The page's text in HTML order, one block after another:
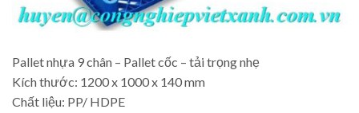
Pallet nhựa 9 chân – Pallet cốc – tải trọng nhẹ
Kích thước: 1200 x 1000 x 140 mm
Chất liệu: PP/ HDPE